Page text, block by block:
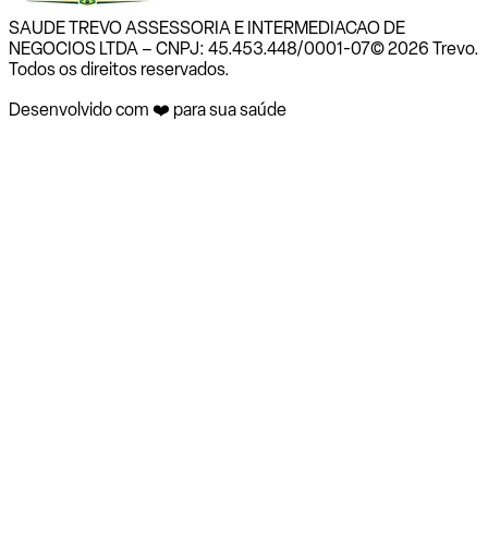
SAUDE TREVO ASSESSORIA E INTERMEDIACAO DE
NEGOCIOS LTDA – CNPJ: 45.453.448/0001-07© 2026 Trevo.
Todos os direitos reservados.
Desenvolvido com ❤️ para sua saúde